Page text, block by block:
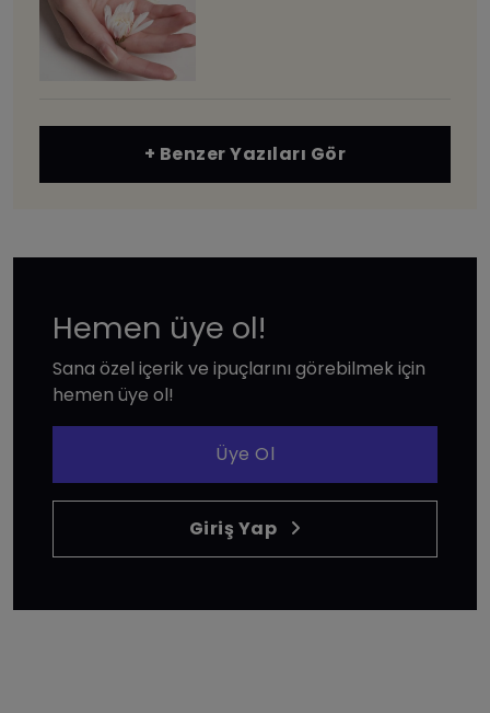
+ Benzer Yazıları Gör
Hemen üye ol!
Sana özel içerik ve ipuçlarını görebilmek için
hemen üye ol!
Üye Ol
Giriş Yap